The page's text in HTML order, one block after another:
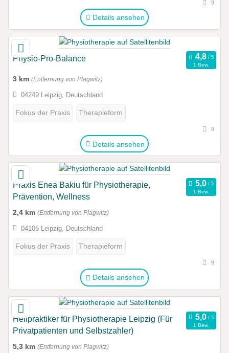
9
Details ansehen
Physio-Pro-Balance
1 Bew.
3 km (Entfernung von Plagwitz)
04249 Leipzig, Deutschland
Fokus der Praxis Therapieform
9
Details ansehen
Praxis Enea Bakiu für Physiotherapie,
Prävention, Wellness
1 Bew.
2,4 km (Entfernung von Plagwitz)
04105 Leipzig, Deutschland
Fokus der Praxis Therapieform
9
Details ansehen
Heilpraktiker für Physiotherapie Leipzig (Für
Privatpatienten und Selbstzahler)
1 Bew.
5,3 km (Entfernung von Plagwitz)